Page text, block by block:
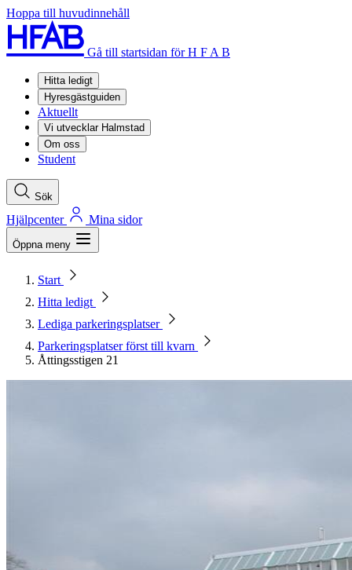
Hoppa till huvudinnehåll
Gå till startsidan för H F A B
Hitta ledigt
Hyresgästguiden
Aktuellt
Vi utvecklar Halmstad
Om oss
Student
Sök
Hjälpcenter Mina sidor
Öppna meny
Start
Hitta ledigt
Lediga parkeringsplatser
Parkeringsplatser först till kvarn
Åttingsstigen 21